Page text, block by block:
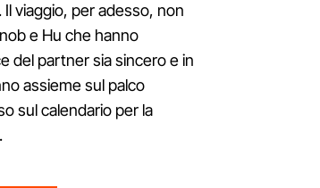
viaggio, per adesso, non
e Hu che hanno
del partner sia sincero e in
assieme sul palco
sul calendario per la